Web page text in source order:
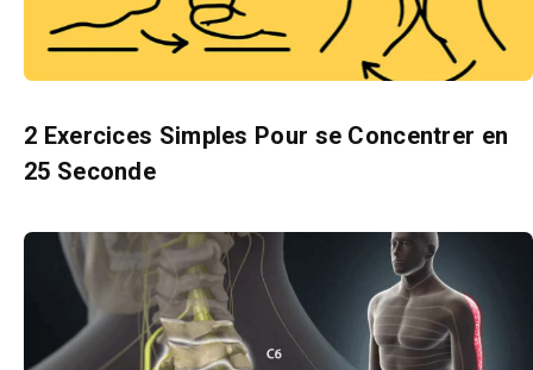
2 Exercices Simples Pour se Concentrer en
25 Seconde